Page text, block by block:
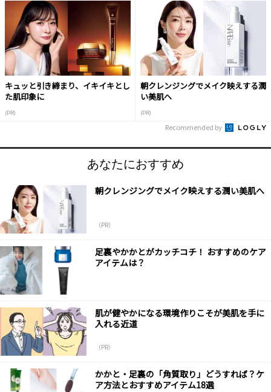
キュッと引き締まり、イキイキとし
た肌印象に
(PR)
朝クレンジングでメイク映えする潤
い美肌へ
(PR)
Recommended by
あなたにおすすめ
朝クレンジングでメイク映えする潤い美肌へ
（PR）
足裏やかかとがカッチコチ！ おすすめのケア
アイテムは？
肌が健やかになる環境作りこそが美肌を手に
入れる近道
（PR）
かかと・足裏の「角質取り」どうすれば？ケ
ア方法とおすすめアイテム18選